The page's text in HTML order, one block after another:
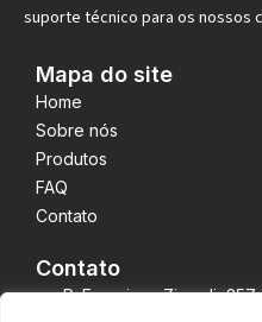
suporte técnico para os nossos
Mapa do site
Home
Sobre nós
Produtos
FAQ
Contato
Contato
R. Francisco Zicardi,